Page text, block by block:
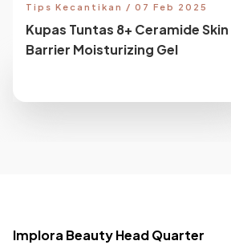
Tips Kecantikan / 07 Feb 2025
Kupas Tuntas 8+ Ceramide Skin
Barrier Moisturizing Gel
Implora Beauty Head Quarter